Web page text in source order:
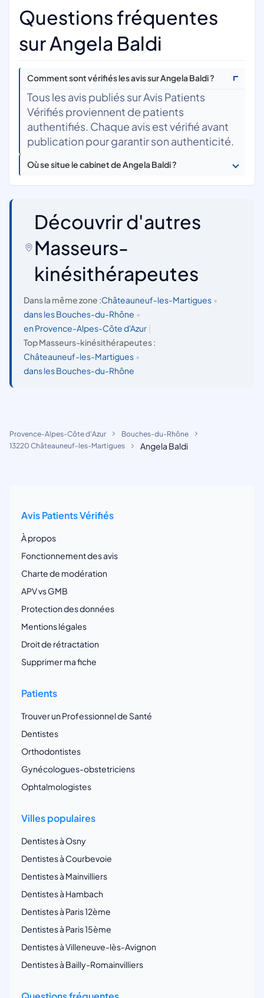
Questions fréquentes
sur Angela Baldi
Comment sont vérifiés les avis sur Angela Baldi ?
Tous les avis publiés sur Avis Patients
Vérifiés proviennent de patients
authentifiés. Chaque avis est vérifié avant
publication pour garantir son authenticité.
Où se situe le cabinet de Angela Baldi ?
Découvrir d'autres
Masseurs-
kinésithérapeutes
Dans la même zone :Châteauneuf-les-Martigues •
dans les Bouches-du-Rhône •
en Provence-Alpes-Côte d'Azur
Top Masseurs-kinésithérapeutes :
Châteauneuf-les-Martigues •
dans les Bouches-du-Rhône
Provence-Alpes-Côte d'Azur
Bouches-du-Rhône
13220 Châteauneuf-les-Martigues
Angela Baldi
Avis Patients Vérifiés
À propos
Fonctionnement des avis
Charte de modération
APV vs GMB
Protection des données
Mentions légales
Droit de rétractation
Supprimer ma fiche
Patients
Trouver un Professionnel de Santé
Dentistes
Orthodontistes
Gynécologues-obstetriciens
Ophtalmologistes
Villes populaires
Dentistes à Osny
Dentistes à Courbevoie
Dentistes à Mainvilliers
Dentistes à Hambach
Dentistes à Paris 12ème
Dentistes à Paris 15ème
Dentistes à Villeneuve-lès-Avignon
Dentistes à Bailly-Romainvilliers